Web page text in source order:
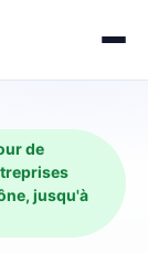
de
jusqu'à